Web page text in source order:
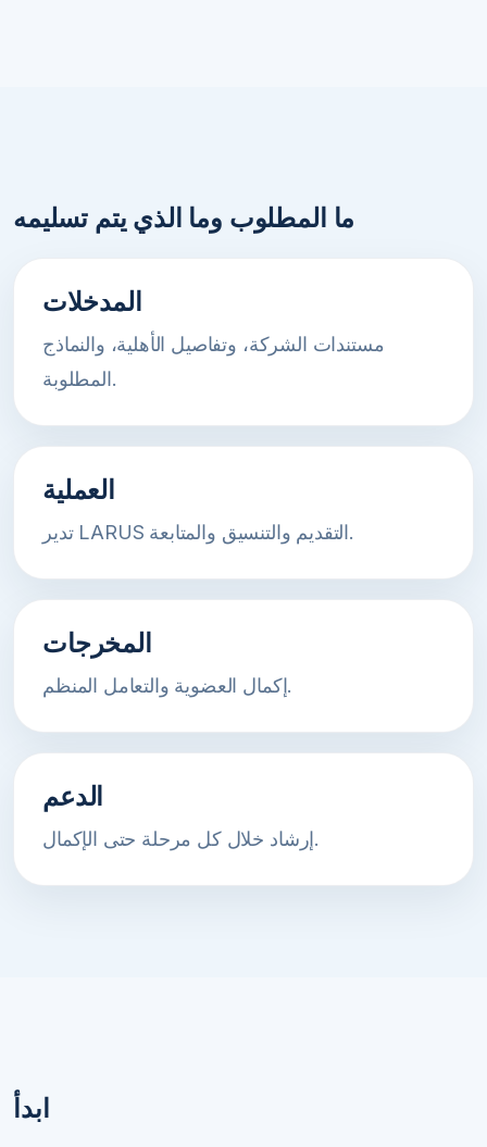
ما المطلوب وما الذي يتم تسليمه
المدخلات
مستندات الشركة، وتفاصيل الأهلية، والنماذج
المطلوبة.
العملية
تدير LARUS التقديم والتنسيق والمتابعة.
المخرجات
إكمال العضوية والتعامل المنظم.
الدعم
إرشاد خلال كل مرحلة حتى الإكمال.
ابدأ